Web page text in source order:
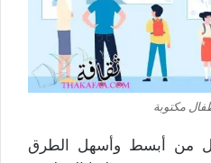
مكتوبة
من أبسط وأسهل الطرق